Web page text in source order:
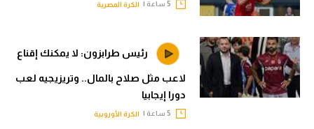
الكرة المصرية
رئيس طرابزون: لا يمكنك إقناع
لاعب مثل صلاح بالمال.. وتريزيجيه لعب
دورا إيجابيا
الكرة الأوروبية